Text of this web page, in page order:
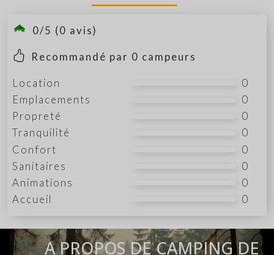
0/5 (0 avis)
Recommandé par 0 campeurs
Location
0
Emplacements
0
Propreté
0
Tranquilité
0
Confort
0
Sanitaires
0
Animations
0
Accueil
0
A PROPOS DE CAMPING DE